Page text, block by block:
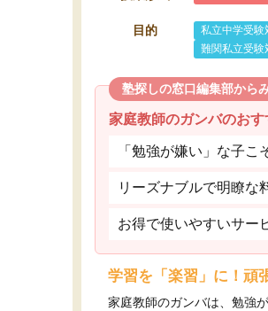
目的 私立中学受験
難関私立受験
塾探しの窓口編集部から
家庭教師のガンバのおす
「勉強が嫌い」な子
リーズナブルで明瞭な
お得で使いやすいサー
学習を「楽習」に！頑
家庭教師のガンバは、勉強